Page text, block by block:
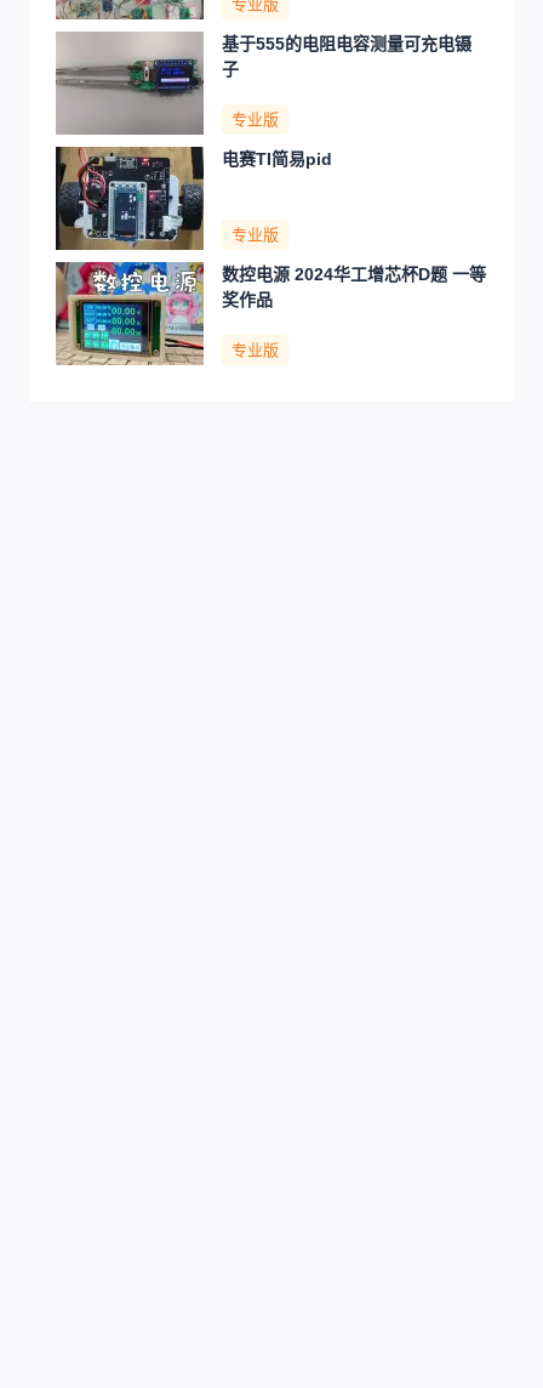
专业版
基于555的电阻电容测量可充电镊
子
专业版
电赛TI简易pid
专业版
数控电源 2024华工增芯杯D题 一等
奖作品
专业版